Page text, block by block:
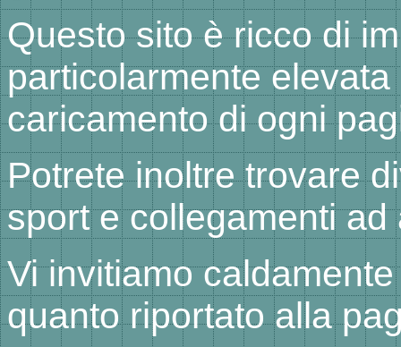
Questo sito è ricco di
particolarmente
caricamento di ogni
Potrete inoltre trovare
sport e collegamenti
Vi invitiamo
quanto riportato alla